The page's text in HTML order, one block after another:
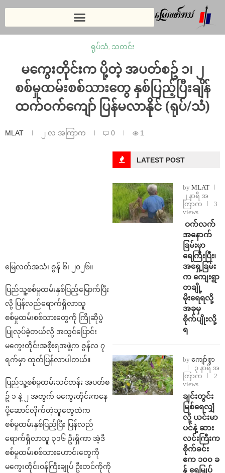
ရုပ်သံ, သတင်း
မကွေးတိုင်းက ပို့တဲ့ အပတ်စဥ် ၁၊ ၂
စစ်မှုထမ်းစစ်သားတွေ နှစ်ပြည့်ပြီးချိန်
ထက်ဝက်ကျော် ပြန်မလာနိုင် (ရုပ်/သံ)
MLAT ၂ လ အကြာက 0 1
မြေလတ်အသံ၊ ဇွန် ၆၊ ၂၀၂၆။
ပြည်သူ့စစ်မှုထမ်းနှစ်ပြည့်မြောက်ပြီး
လို့ ပြန်လည်ရောက်ရှိလာသူ
စစ်မှုထမ်းစစ်သားတွေကို ကြိုဆိုပွဲ
ပြုလုပ်ခဲ့တယ်လို့ အသွင်ပြောင်း
မကွေးတိုင်းအစိုးရအဖွဲ့က ဇွန်လ ၇
ရက်မှာ ထုတ်ပြန်လာပါတယ်။
ပြည်သူ့စစ်မှုထမ်းသင်တန်း အပတ်စ
ဥ် ၁ နဲ့ ၂ အတွက် မကွေးတိုင်းကနေ
ပို့ဆောင်လိုက်တဲ့သူတွေထဲက
စစ်မှုထမ်းနှစ်ပြည့်ပြီး ပြန်လည်
ရောက်ရှိလာသူ ၃၁၆ ဦးရှိကာ အဲ့ဒီ
စစ်မှုထမ်းစစ်သားဟောင်းတွေကို
မကွေးတိုင်းဝန်ကြီးချုပ် ဦးတင်ကိုကို
LATEST POST
by MLAT
၂ နာရီ အ
ကြာက
3
views
⁩ ⁨ဝက်လက်
အနောက်
ခြမ်းမှာ
ရေကြီးပြီး၊
အရှေ့ခြမ်း
က ကျေးရွာ
တချို့
မိုးရေရလို့
အခုမှ
စိုက်ပျိုးလို့
ရ
by ကျော်စွာ
၃ နာရီ အ
ကြာက
2
views
ချင်းတွင်း
မြစ်ရေလျှံ
လို့ ယင်းမာ
ပင်နဲ့ ဆား
လင်းကြီးက
စိုက်ခင်း
ဧက ၁၀၀ ခ
န့် ရေမြုပ်